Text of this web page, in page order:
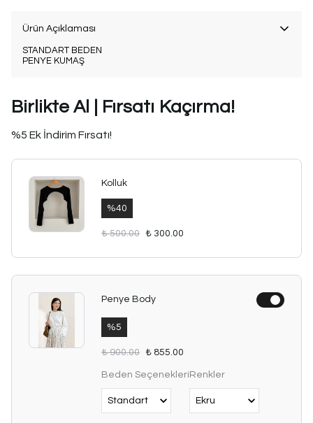
Ürün Açıklaması
STANDART BEDEN
PENYE KUMAŞ
Birlikte Al | Fırsatı Kaçırma!
%5 Ek İndirim Fırsatı!
Kolluk
%40
₺ 500.00 ₺ 300.00
Penye Body
%5
₺ 900.00 ₺ 855.00
Beden Seçenekleri Renkler